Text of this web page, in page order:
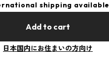
shipping available
Add to cart
日本国内にお住まいの方向け